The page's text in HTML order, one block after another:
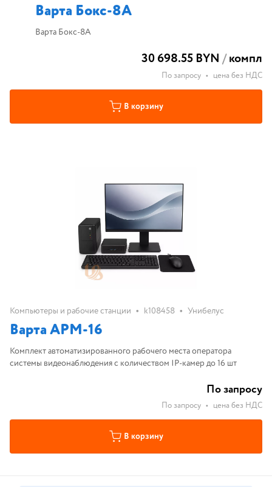
Варта Бокс-8А
Варта Бокс-8А
30 698.55 BYN /компл
По запросу • цена без НДС
В корзину
Компьютеры и рабочие станции • k108458 • Унибелус
Варта АРМ-16
Комплект автоматизированного рабочего места оператора
системы видеонаблюдения с количеством IP-камер до 16 шт
По запросу
По запросу • цена без НДС
В корзину